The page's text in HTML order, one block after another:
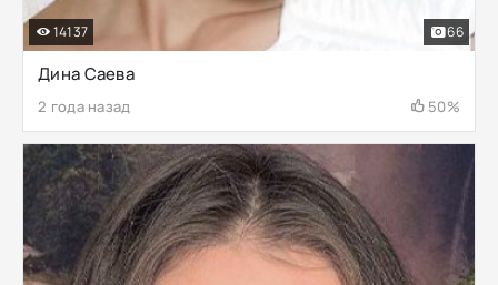
Дина Саева
2 года назад 50%
14137 66